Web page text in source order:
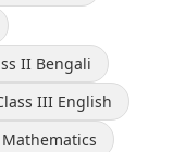
II Bengali
III English